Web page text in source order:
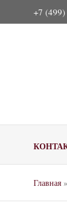
+7
Главная »